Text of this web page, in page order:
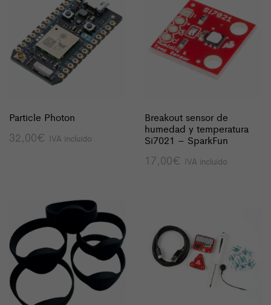
Particle Photon
32,00€ IVA incluido
Breakout sensor de
humedad y temperatura
Si7021 – SparkFun
17,00€ IVA incluido